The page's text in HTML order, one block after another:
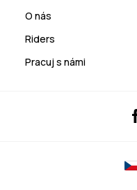
O nás
Riders
Pracuj s námi